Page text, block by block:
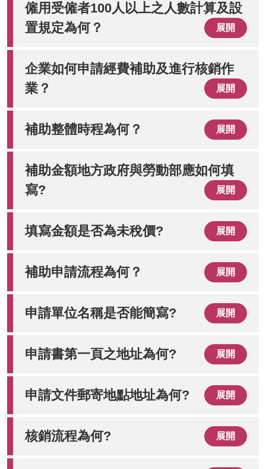
僱用受僱者100人以上之人數計算及設
置規定為何？
展開
企業如何申請經費補助及進行核銷作
業？
展開
補助整體時程為何？ 展開
補助金額地方政府與勞動部應如何填
寫?
展開
填寫金額是否為未稅價? 展開
補助申請流程為何？ 展開
申請單位名稱是否能簡寫? 展開
申請書第一頁之地址為何? 展開
申請文件郵寄地點地址為何? 展開
核銷流程為何? 展開